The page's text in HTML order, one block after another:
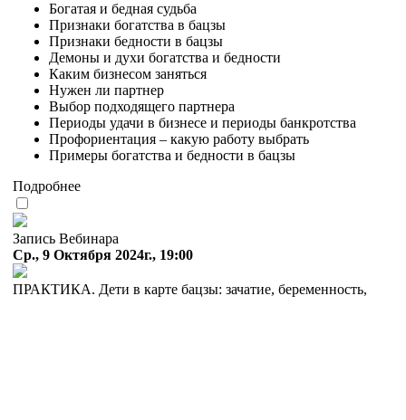
Богатая и бедная судьба
Признаки богатства в бацзы
Признаки бедности в бацзы
Демоны и духи богатства и бедности
Каким бизнесом заняться
Нужен ли партнер
Выбор подходящего партнера
Периоды удачи в бизнесе и периоды банкротства
Профориентация – какую работу выбрать
Примеры богатства и бедности в бацзы
Подробнее
Запись Вебинара
Ср., 9 Октября 2024г., 19:00
ПРАКТИКА. Дети в карте бацзы: зачатие, беременность,